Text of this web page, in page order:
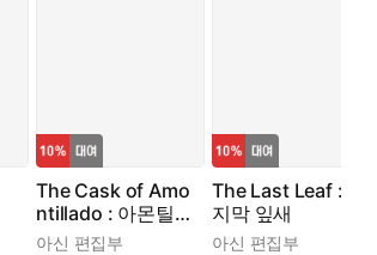
The Cask of Amo
ntillado : 아몬틸
라도의 술통
아신 편집부
The Last Leaf : 마
지막 잎새
아신 편집부